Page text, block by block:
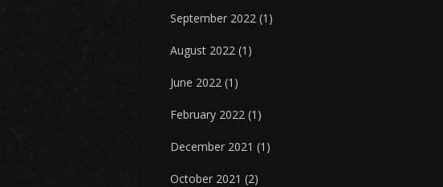
September 2022 (1)
August 2022 (1)
June 2022 (1)
February 2022 (1)
December 2021 (1)
October 2021 (2)